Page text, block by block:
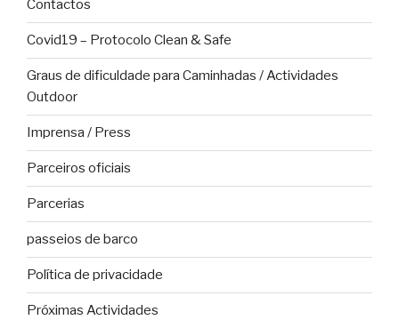
Contactos
Covid19 – Protocolo Clean & Safe
Graus de dificuldade para Caminhadas / Actividades
Outdoor
Imprensa / Press
Parceiros oficiais
Parcerias
passeios de barco
Política de privacidade
Próximas Actividades